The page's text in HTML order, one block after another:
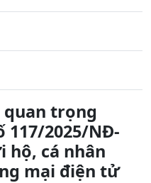
trọng
117/2025/NĐ-
hộ, cá nhân
mại điện tử